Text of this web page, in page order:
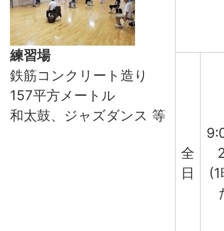
練習場
鉄筋コンクリート造り
157平方メートル
和太鼓、ジャズダンス 等
全
日